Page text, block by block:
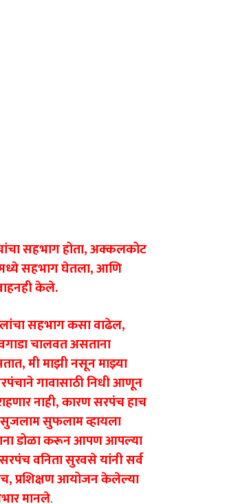
सहभाग होता, अक्कलकोट
सहभाग घेतला, आणि
केले.
सहभाग कसा वाढेल,
चालवत असताना
मी माझी नसून माझ्या
गावासाठी निधी आणून
नाही, कारण सरपंच हाच
सुजलाम सुफलाम व्हायला
डोळा करून आपण आपल्या
वनिता सुरवसे यांनी सर्व
प्रशिक्षण आयोजन केलेल्या
मानले.